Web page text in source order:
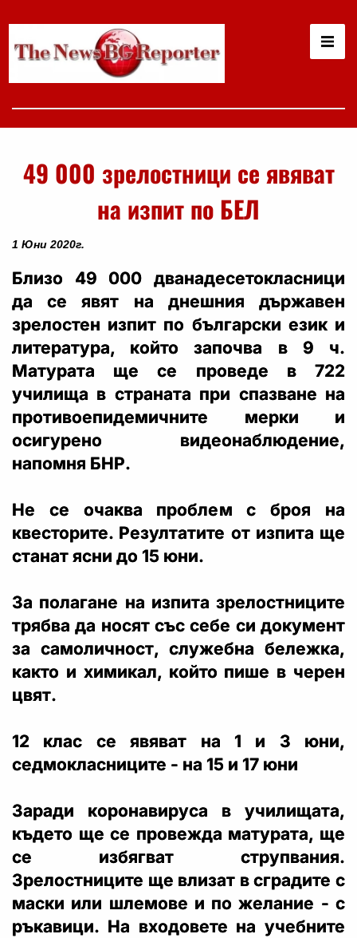
49 000 зрелостници се явяват
на изпит по БЕЛ
1 Юни 2020г.
Близо 49 000 дванадесетокласници
да се явят на днешния държавен
зрелостен изпит по български език и
литература, който започва в 9 ч.
Матурата ще се проведе в 722
училища в страната при спазване на
противоепидемичните мерки и
осигурено видеонаблюдение,
напомня БНР.
Не се очаква проблем с броя на
квесторите. Резултатите от изпита ще
станат ясни до 15 юни.
За полагане на изпита зрелостниците
трябва да носят със себе си документ
за самоличност, служебна бележка,
както и химикал, който пише в черен
цвят.
12 клас се явяват на 1 и 3 юни,
седмокласниците - на 15 и 17 юни
Заради коронавируса в училищата,
където ще се провежда матурата, ще
се избягват струпвания.
Зрелостниците ще влизат в сградите с
маски или шлемове и по желание - с
ръкавици. На входовете на учебните